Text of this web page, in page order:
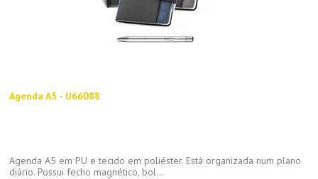
Agenda A5 - U66088
Agenda A5 em PU e tecido em poliéster. Está organizada num plano
diário. Possui fecho magnético, bol...